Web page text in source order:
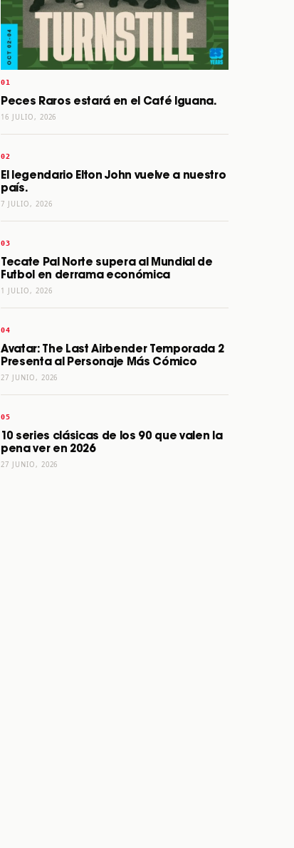
Peces Raros estará en el Café Iguana.
16 JULIO, 2026
El legendario Elton John vuelve a nuestro
país.
7 JULIO, 2026
Tecate Pal Norte supera al Mundial de
Futbol en derrama económica
1 JULIO, 2026
Avatar: The Last Airbender Temporada 2
Presenta al Personaje Más Cómico
27 JUNIO, 2026
10 series clásicas de los 90 que valen la
pena ver en 2026
27 JUNIO, 2026